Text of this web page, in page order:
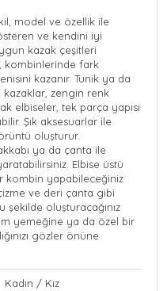
model ve özellik ile
ve kendini iyi
kazak çeşitleri
kombinlerinde fark
kazanır. Tunik ya da
zengin renk
elbiseler, tek parça yapısı
Şık aksesuarlar ile
oluşturur.
ya da çanta ile
Elbise üstü
kombin yapabileceğiniz
ve deri çanta gibi
şekilde oluşturacağınız
yemeğine ya da özel bir
gözler önüne
Kadın / Kız